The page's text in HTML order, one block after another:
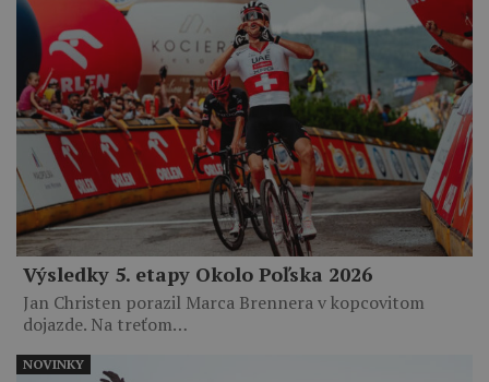
Výsledky 5. etapy Okolo Poľska 2026
Jan Christen porazil Marca Brennera v kopcovitom
dojazde. Na treťom…
NOVINKY